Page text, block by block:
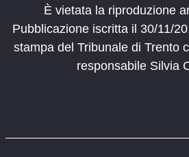
È vietata la riproduzione
Pubblicazione iscritta il 30/11/
stampa del Tribunale di Trento
responsabile Silvia